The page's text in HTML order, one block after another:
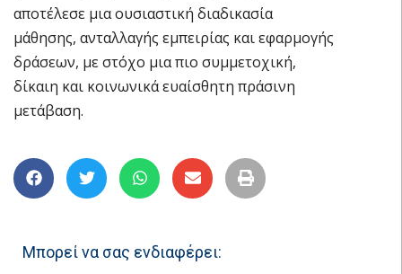
αποτέλεσε μια ουσιαστική διαδικασία
μάθησης, ανταλλαγής εμπειρίας και εφαρμογής
δράσεων, με στόχο μια πιο συμμετοχική,
δίκαιη και κοινωνικά ευαίσθητη πράσινη
μετάβαση.
Μπορεί να σας ενδιαφέρει: